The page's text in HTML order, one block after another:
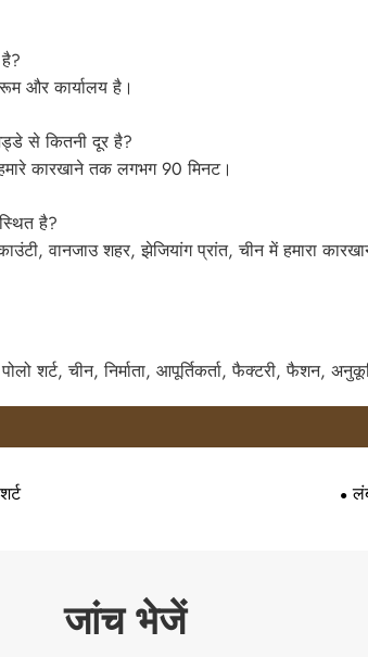
और कार्यालय है।
से कितनी दूर है?
कारखाने तक लगभग 90 मिनट।
है?
वानजाउ शहर, झेजियांग प्रांत, चीन में हमारा
शर्ट, चीन, निर्माता, आपूर्तिकर्ता, फैक्टरी, फैशन,
जांच भेजें